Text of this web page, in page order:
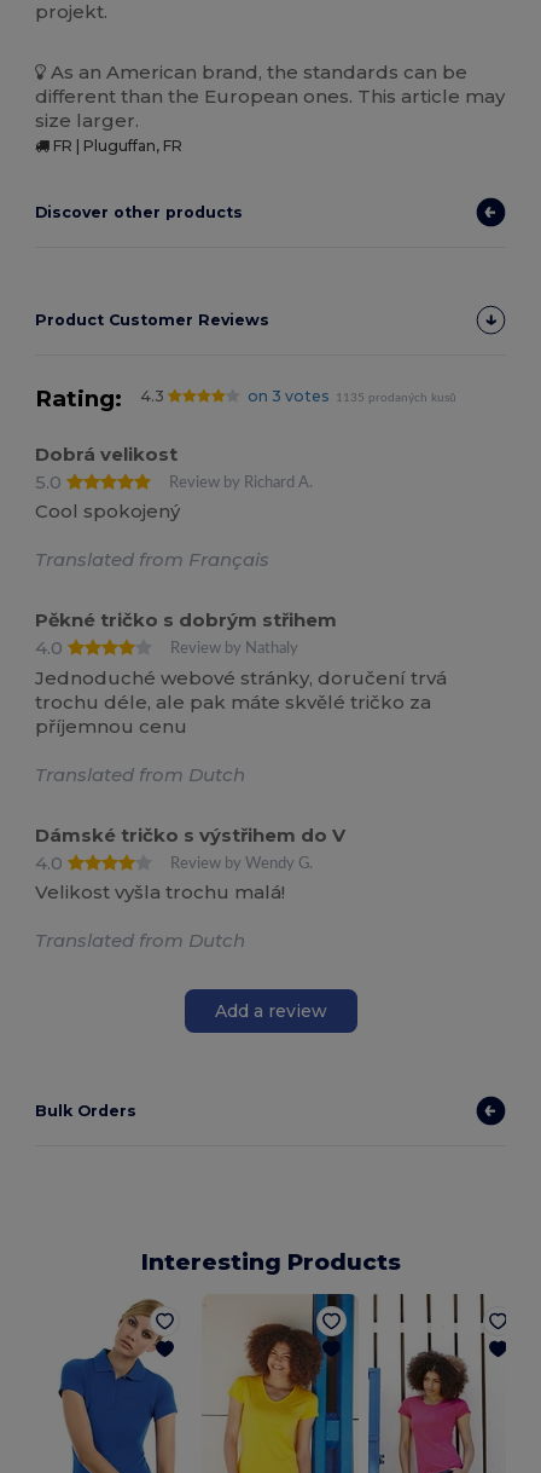
projekt.
As an American brand, the standards can be
different than the European ones. This article may
size larger.
FR | Pluguffan, FR
Discover other products
Product Customer Reviews
Rating: 4.3 on 3 votes 1135 prodaných kusů
Dobrá velikost
5.0
Review by Richard A.
Cool spokojený
Translated from Français
Pěkné tričko s dobrým střihem
4.0
Review by Nathaly
Jednoduché webové stránky, doručení trvá
trochu déle, ale pak máte skvělé tričko za
příjemnou cenu
Translated from Dutch
Dámské tričko s výstřihem do V
4.0
Review by Wendy G.
Velikost vyšla trochu malá!
Translated from Dutch
Add a review
Bulk Orders
Interesting Products